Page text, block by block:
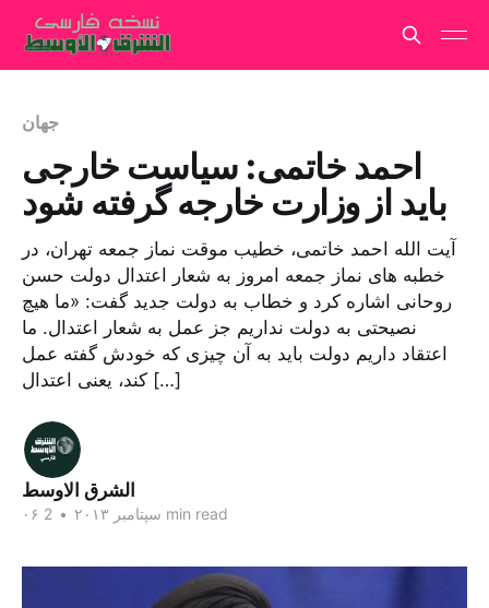
جهان
احمد خاتمی: سیاست خارجی
باید از وزارت خارجه گرفته شود
آیت الله احمد خاتمی، خطیب موقت نماز جمعه تهران، در
خطبه های نماز جمعه امروز به شعار اعتدال دولت حسن
روحانی اشاره کرد و خطاب به دولت جدید گفت: «ما هیچ
نصیحتی به دولت نداریم جز عمل به شعار اعتدال. ما
اعتقاد داریم دولت باید به آن چیزی که خودش گفته عمل
کند، یعنی اعتدال […]
الشرق الاوسط
۰۶ سپتامبر ۲۰۱۳ • 2 min read